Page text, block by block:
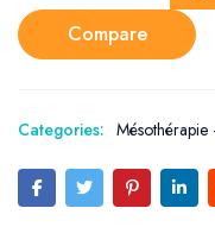
Compare
Categories: